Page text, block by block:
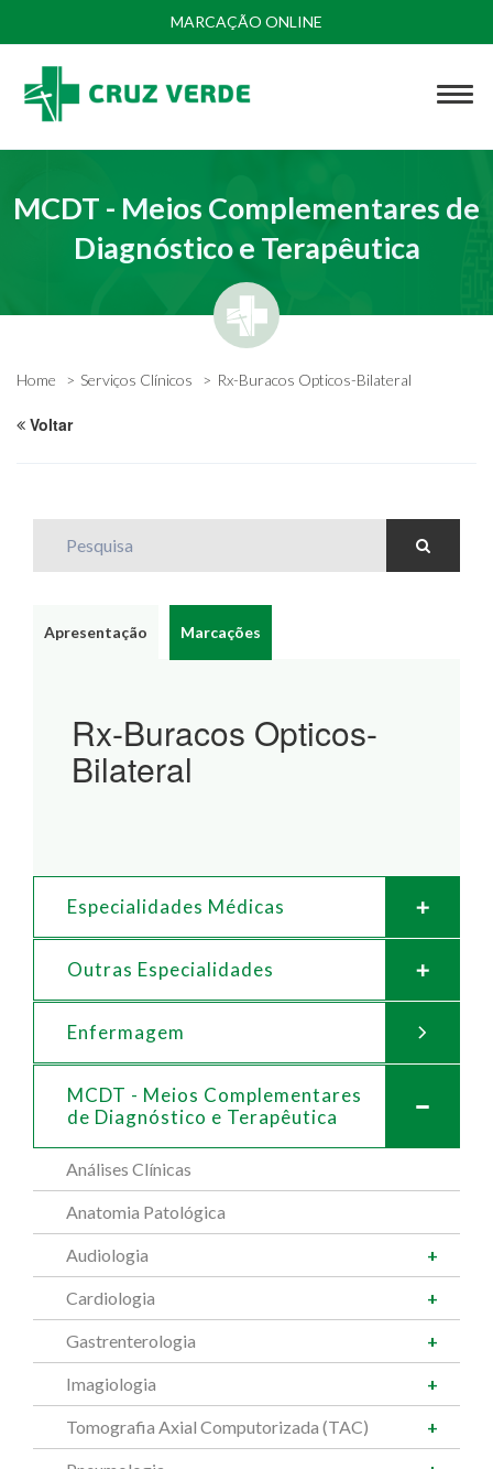
MARCAÇÃO ONLINE
MCDT - Meios Complementares de
Diagnóstico e Terapêutica
Home Serviços Clínicos Rx-Buracos Opticos-Bilateral
Voltar
Apresentação Marcações
Rx-Buracos Opticos-
Bilateral
Especialidades Médicas
Outras Especialidades
Enfermagem
MCDT - Meios Complementares
de Diagnóstico e Terapêutica
Análises Clínicas
Anatomia Patológica
Audiologia
Cardiologia
Gastrenterologia
Imagiologia
Tomografia Axial Computorizada (TAC)